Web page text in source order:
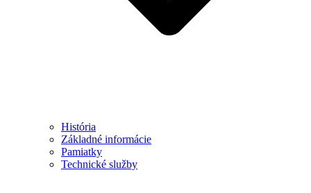
História
Základné informácie
Pamiatky
Technické služby